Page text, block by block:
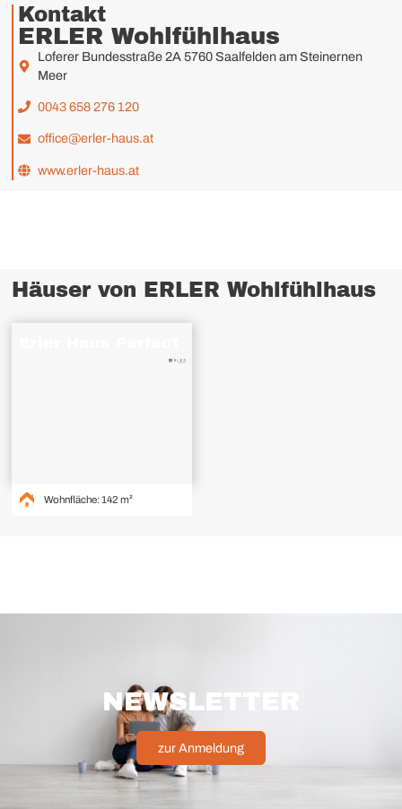
Kontakt
ERLER Wohlfühlhaus
Loferer Bundesstraße 2A 5760 Saalfelden am Steinernen
Meer
0043 658 276 120
office@erler-haus.at
www.erler-haus.at
Häuser von ERLER Wohlfühlhaus
Wohnfläche: 142 m²
NEWSLETTER
zur Anmeldung